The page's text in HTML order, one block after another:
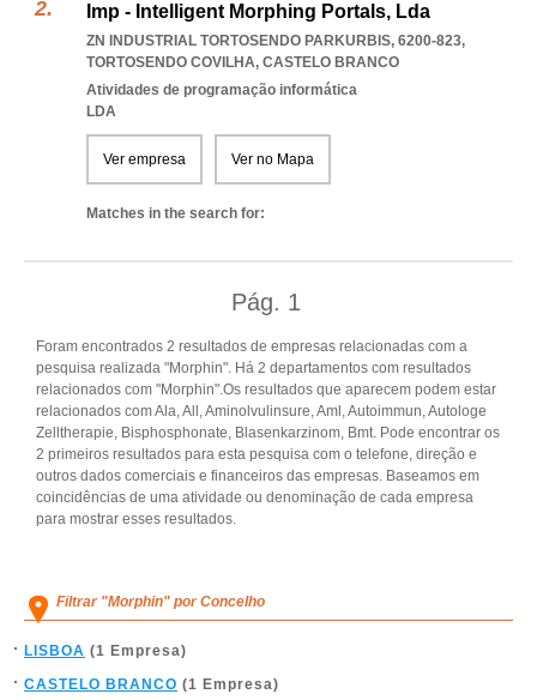
Imp - Intelligent Morphing Portals, Lda
ZN INDUSTRIAL TORTOSENDO PARKURBIS, 6200-823,
TORTOSENDO COVILHA, CASTELO BRANCO
Atividades de programação informática
LDA
Ver empresa Ver no Mapa
Matches in the search for:
Pág. 1
Foram encontrados 2 resultados de empresas relacionadas com a
pesquisa realizada "Morphin". Há 2 departamentos com resultados
relacionados com "Morphin".Os resultados que aparecem podem estar
relacionados com Ala, All, Aminolvulinsure, Aml, Autoimmun, Autologe
Zelltherapie, Bisphosphonate, Blasenkarzinom, Bmt. Pode encontrar os
2 primeiros resultados para esta pesquisa com o telefone, direção e
outros dados comerciais e financeiros das empresas. Baseamos em
coincidências de uma atividade ou denominação de cada empresa
para mostrar esses resultados.
Filtrar "Morphin" por Concelho
LISBOA (1 Empresa)
CASTELO BRANCO (1 Empresa)